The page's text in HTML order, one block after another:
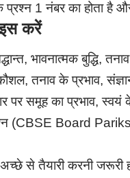
1 नंबर का होता है
करें
भावनात्मक बुद्धि,
तनाव के प्रभाव,
पर समूह का प्रभाव, स्वयं
(CBSE Board
अच्छे से तैयारी करनी